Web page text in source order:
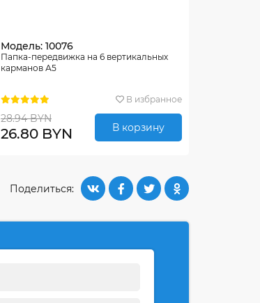
Модель: 10076
Папка-передвижка на 6 вертикальных
карманов А5
В избранное
28.94 BYN
26.80 BYN В корзину
Поделиться: